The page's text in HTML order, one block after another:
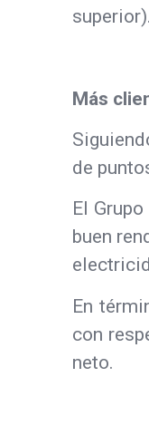
superior).
Más
de
El
buen
En
con
neto.